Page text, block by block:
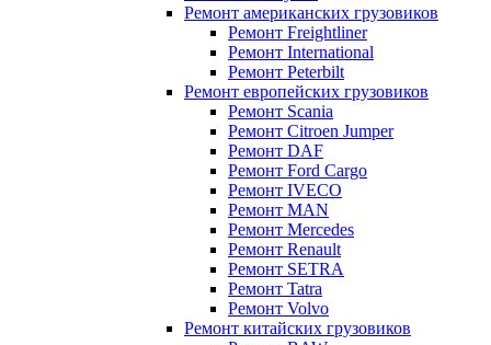
Ремонт американских грузовиков
Ремонт Freightliner
Ремонт International
Ремонт Peterbilt
Ремонт европейских грузовиков
Ремонт Scania
Ремонт Citroen Jumper
Ремонт DAF
Ремонт Ford Cargo
Ремонт IVECO
Ремонт MAN
Ремонт Mercedes
Ремонт Renault
Ремонт SETRA
Ремонт Tatra
Ремонт Volvo
Ремонт китайских грузовиков